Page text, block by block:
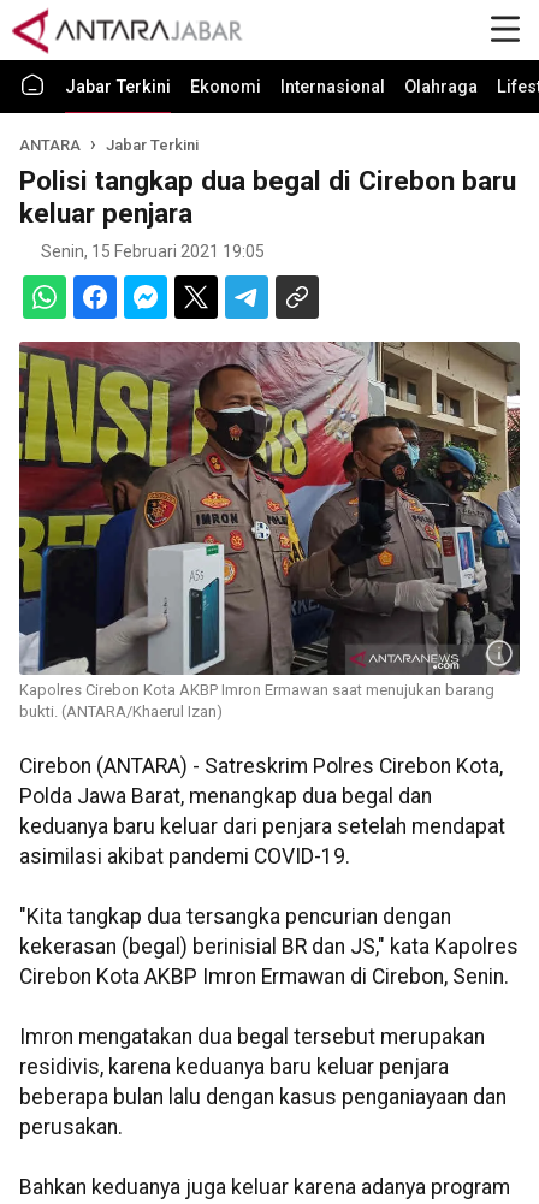
Jabar Terkini Ekonomi Internasional Olahraga
ANTARA Jabar Terkini
Polisi tangkap dua begal di Cirebon baru
keluar penjara
Senin, 15 Februari 2021 19:05
Kapolres Cirebon Kota AKBP Imron Ermawan saat menujukan barang
bukti. (ANTARA/Khaerul Izan)
Cirebon (ANTARA) - Satreskrim Polres Cirebon Kota,
Polda Jawa Barat, menangkap dua begal dan
keduanya baru keluar dari penjara setelah mendapat
asimilasi akibat pandemi COVID-19.
"Kita tangkap dua tersangka pencurian dengan
kekerasan (begal) berinisial BR dan JS," kata Kapolres
Cirebon Kota AKBP Imron Ermawan di Cirebon, Senin.
Imron mengatakan dua begal tersebut merupakan
residivis, karena keduanya baru keluar penjara
beberapa bulan lalu dengan kasus penganiayaan dan
perusakan.
Bahkan keduanya juga keluar karena adanya program